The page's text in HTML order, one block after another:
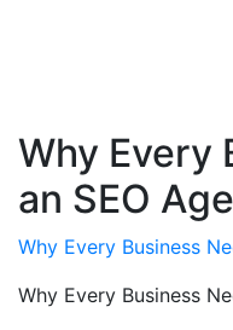
Why Every
an SEO
Why Every Business
Why Every Business